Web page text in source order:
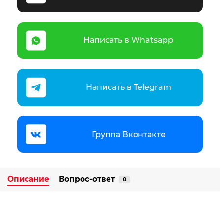
Написать в Whatsapp
Написать в Telegram
Группа Вконтакте
Описание Вопрос-ответ 0